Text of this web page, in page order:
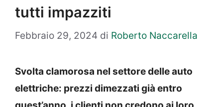
tutti impazziti
Febbraio 29, 2024 di Roberto Naccarella
Svolta clamorosa nel settore delle auto
elettriche: prezzi dimezzati già entro